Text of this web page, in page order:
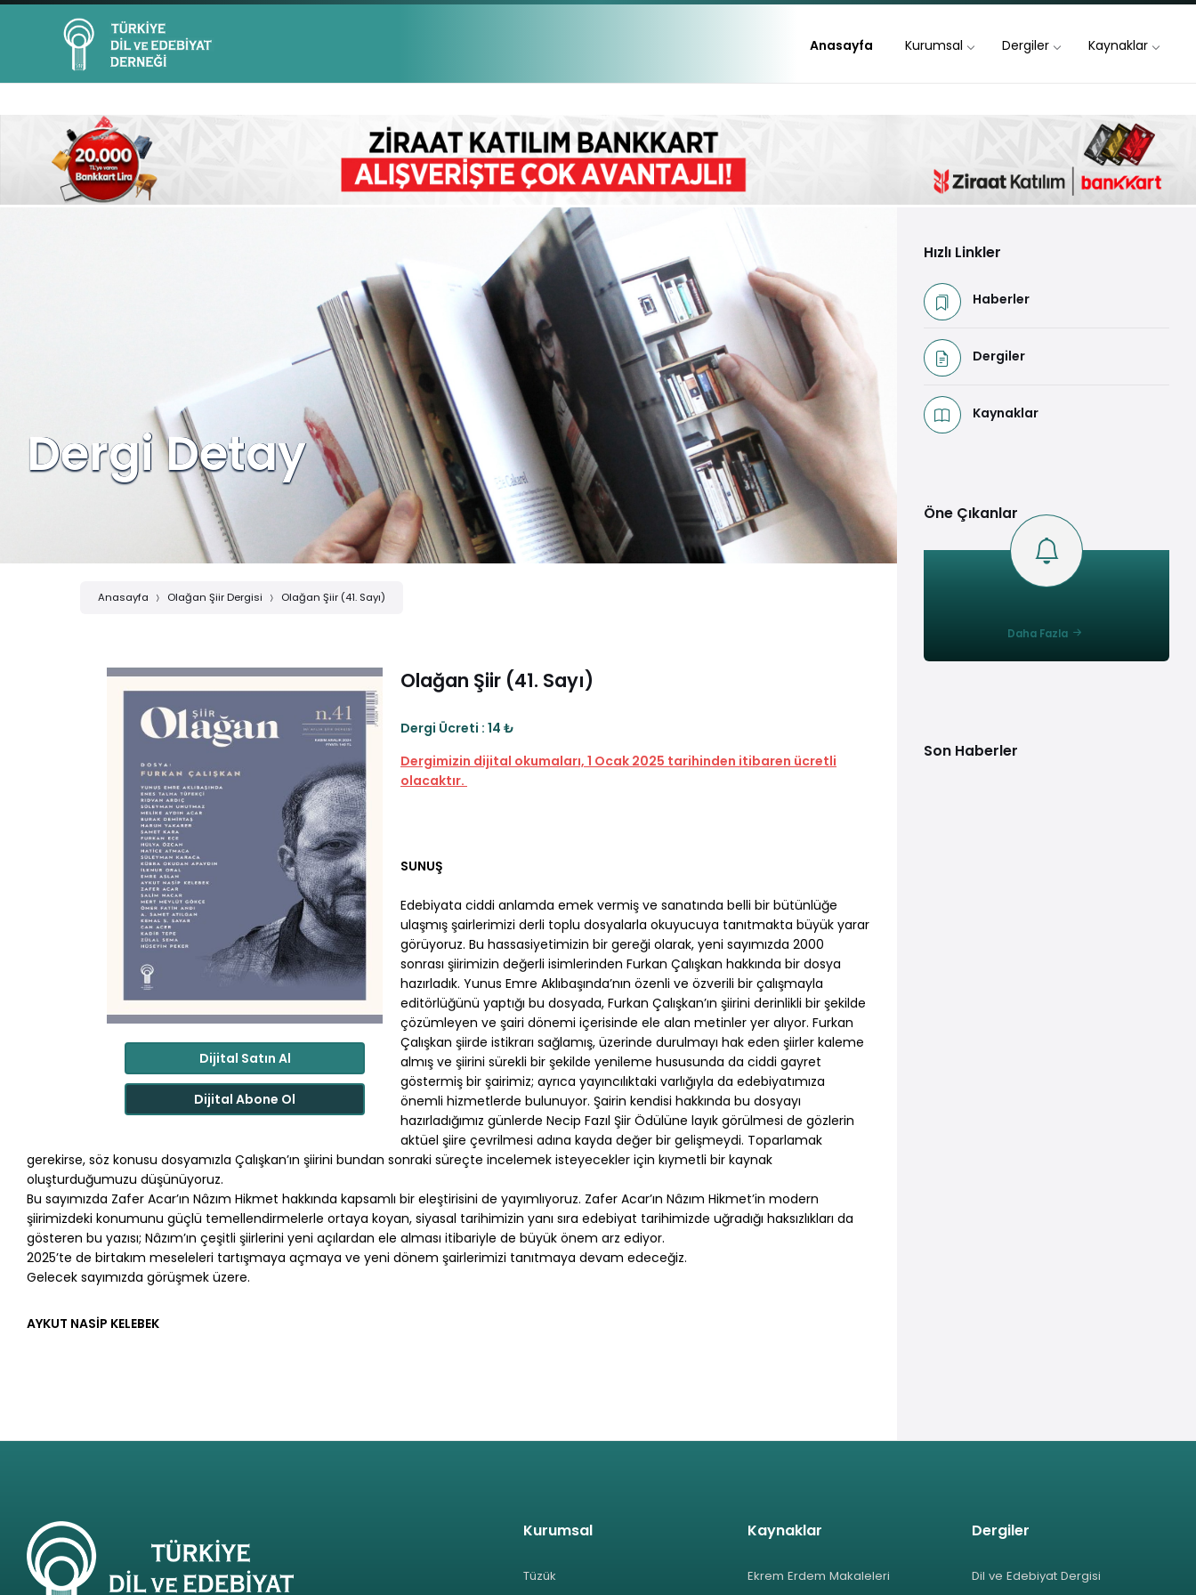
Anasayfa Kurumsal Dergiler Kaynaklar
Dergi Detay
Anasayfa Olağan Şiir Dergisi Olağan Şiir (41. Sayı)
Dijital Satın Al
Dijital Abone Ol
Olağan Şiir (41. Sayı)
Dergi Ücreti : 14 ₺
Dergimizin dijital okumaları, 1 Ocak 2025 tarihinden itibaren ücretli
olacaktır.
SUNUŞ
Edebiyata ciddi anlamda emek vermiş ve sanatında belli bir bütünlüğe
ulaşmış şairlerimizi derli toplu dosyalarla okuyucuya tanıtmakta büyük yarar
görüyoruz. Bu hassasiyetimizin bir gereği olarak, yeni sayımızda 2000
sonrası şiirimizin değerli isimlerinden Furkan Çalışkan hakkında bir dosya
hazırladık. Yunus Emre Aklıbaşında’nın özenli ve özverili bir çalışmayla
editörlüğünü yaptığı bu dosyada, Furkan Çalışkan’ın şiirini derinlikli bir şekilde
çözümleyen ve şairi dönemi içerisinde ele alan metinler yer alıyor. Furkan
Çalışkan şiirde istikrarı sağlamış, üzerinde durulmayı hak eden şiirler kaleme
almış ve şiirini sürekli bir şekilde yenileme hususunda da ciddi gayret
göstermiş bir şairimiz; ayrıca yayıncılıktaki varlığıyla da edebiyatımıza
önemli hizmetlerde bulunuyor. Şairin kendisi hakkında bu dosyayı
hazırladığımız günlerde Necip Fazıl Şiir Ödülüne layık görülmesi de gözlerin
aktüel şiire çevrilmesi adına kayda değer bir gelişmeydi. Toparlamak
gerekirse, söz konusu dosyamızla Çalışkan’ın şiirini bundan sonraki süreçte incelemek isteyecekler için kıymetli bir kaynak
oluşturduğumuzu düşünüyoruz.
Bu sayımızda Zafer Acar’ın Nâzım Hikmet hakkında kapsamlı bir eleştirisini de yayımlıyoruz. Zafer Acar’ın Nâzım Hikmet’in modern
şiirimizdeki konumunu güçlü temellendirmelerle ortaya koyan, siyasal tarihimizin yanı sıra edebiyat tarihimizde uğradığı haksızlıkları da
gösteren bu yazısı; Nâzım’ın çeşitli şiirlerini yeni açılardan ele alması itibariyle de büyük önem arz ediyor.
2025’te de birtakım meseleleri tartışmaya açmaya ve yeni dönem şairlerimizi tanıtmaya devam edeceğiz.
Gelecek sayımızda görüşmek üzere.
AYKUT NASİP KELEBEK
Hızlı Linkler
Haberler
Dergiler
Kaynaklar
Öne Çıkanlar
Daha Fazla
Son Haberler
Kurumsal
Tüzük
Kaynaklar
Ekrem Erdem Makaleleri
Dergiler
Dil ve Edebiyat Dergisi